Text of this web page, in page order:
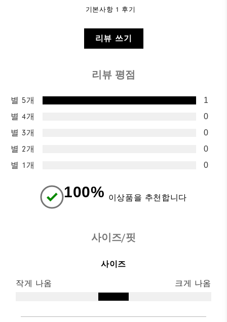
기본사항 1 후기
리뷰 쓰기
리뷰 평점
별 5개 1
별 4개 0
별 3개 0
별 2개 0
별 1개 0
100% 이상품을 추천합니다
사이즈/핏
사이즈
작게 나옴 크게 나옴